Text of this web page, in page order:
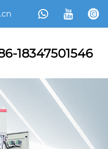
  
18347501546